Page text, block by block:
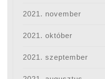
2021. november
2021. október
2021. szeptember